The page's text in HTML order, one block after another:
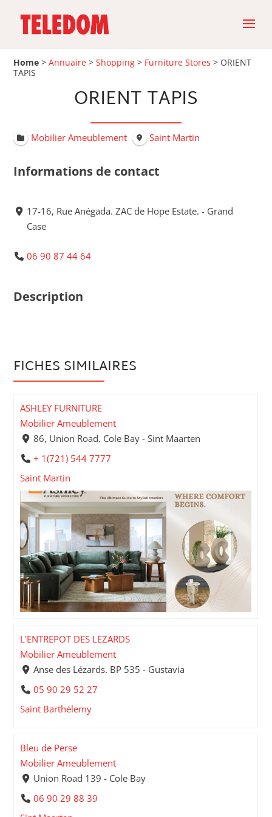
Home >Annuaire >Shopping > Furniture Stores > ORIENT
TAPIS
ORIENT TAPIS
Mobilier Ameublement Saint Martin
Informations de contact
17-16, Rue Anégada. ZAC de Hope Estate. - Grand
Case
06 90 87 44 64
Description
FICHES SIMILAIRES
ASHLEY FURNITURE
Mobilier Ameublement
86, Union Road. Cole Bay - Sint Maarten
+ 1(721) 544 7777
Saint Martin
L'ENTREPOT DES LEZARDS
Mobilier Ameublement
Anse des Lézards. BP 535 - Gustavia
05 90 29 52 27
Saint Barthélemy
Bleu de Perse
Mobilier Ameublement
Union Road 139 - Cole Bay
06 90 29 88 39